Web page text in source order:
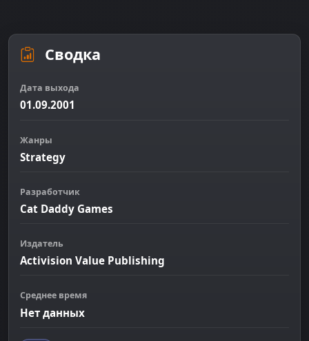
Сводка
Дата выхода
01.09.2001
Жанры
Strategy
Разработчик
Cat Daddy Games
Издатель
Activision Value Publishing
Среднее время
Нет данных